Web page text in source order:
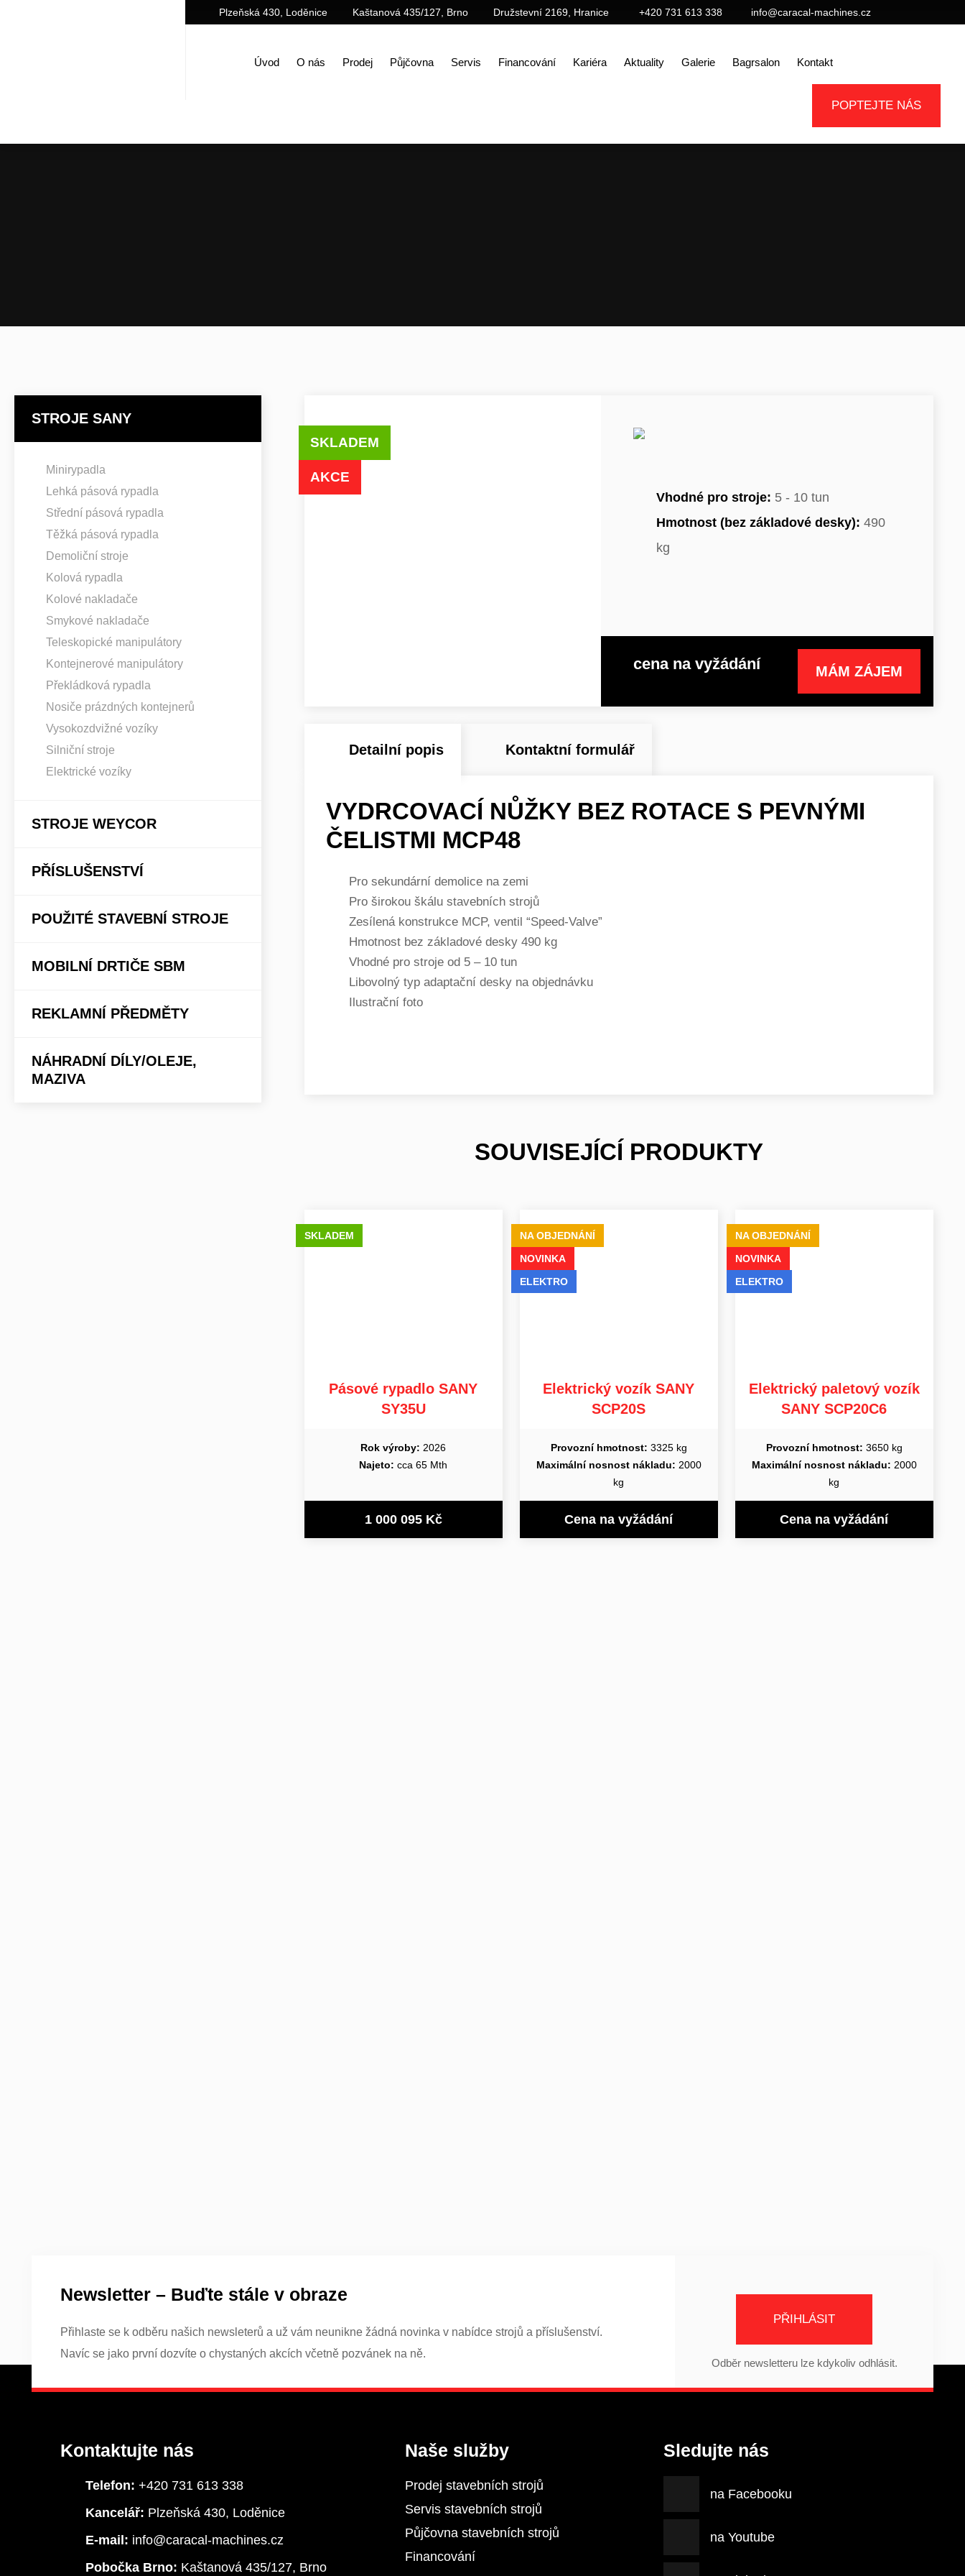
+420 731 613 338
Plzeňská 430, Loděnice info@caracal-machines.cz
Kaštanová 435/127, Brno Družstevní 2169, Hranice
Úvod O nás Prodej Půjčovna Servis Financování Kariéra Aktuality Galerie Bagrsalon Kontakt
POPTEJTE NÁS
SKLADEM
AKCE
Vhodné pro stroje: 5 - 10 tun
Hmotnost (bez základové desky): 490
kg
cena na vyžádání MÁM ZÁJEM
Detailní popis Kontaktní formulář
VYDRCOVACÍ NŮŽKY BEZ ROTACE S PEVNÝMI
ČELISTMI MCP48
Pro sekundární demolice na zemi
Pro širokou škálu stavebních strojů
Zesílená konstrukce MCP, ventil “Speed-Valve”
Hmotnost bez základové desky 490 kg
Vhodné pro stroje od 5 – 10 tun
Libovolný typ adaptační desky na objednávku
Ilustrační foto
SOUVISEJÍCÍ PRODUKTY
SKLADEM
Pásové rypadlo SANY
SY35U
Rok výroby: 2026
Najeto: cca 65 Mth
1 000 095 Kč
NA OBJEDNÁNÍ
NOVINKA
ELEKTRO
Elektrický vozík SANY
SCP20S
Provozní hmotnost: 3325 kg
Maximální nosnost nákladu: 2000
kg
Cena na vyžádání
NA OBJEDNÁNÍ
NOVINKA
ELEKTRO
Elektrický paletový vozík
SANY SCP20C6
Provozní hmotnost: 3650 kg
Maximální nosnost nákladu: 2000
kg
Cena na vyžádání
STROJE SANY
Minirypadla
Lehká pásová rypadla
Střední pásová rypadla
Těžká pásová rypadla
Demoliční stroje
Kolová rypadla
Kolové nakladače
Smykové nakladače
Teleskopické manipulátory
Kontejnerové manipulátory
Překládková rypadla
Nosiče prázdných kontejnerů
Vysokozdvižné vozíky
Silniční stroje
Elektrické vozíky
STROJE WEYCOR
PŘÍSLUŠENSTVÍ
POUŽITÉ STAVEBNÍ STROJE
MOBILNÍ DRTIČE SBM
REKLAMNÍ PŘEDMĚTY
NÁHRADNÍ DÍLY/OLEJE,
MAZIVA
Newsletter – Buďte stále v obraze
Přihlaste se k odběru našich newsleterů a už vám neunikne žádná novinka v nabídce strojů a příslušenství.
Navíc se jako první dozvíte o chystaných akcích včetně pozvánek na ně.
PŘIHLÁSIT
Odběr newsletteru lze kdykoliv odhlásit.
Kontaktujte nás
Telefon: +420 731 613 338
Kancelář: Plzeňská 430, Loděnice
E-mail: info@caracal-machines.cz
Pobočka Brno: Kaštanová 435/127, Brno
Naše služby
Prodej stavebních strojů
Servis stavebních strojů
Půjčovna stavebních strojů
Financování
Sledujte nás
na Facebooku
na Youtube